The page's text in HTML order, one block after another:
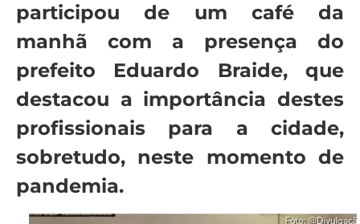
participou de um café da
manhã com a presença do
prefeito Eduardo Braide, que
destacou a importância destes
profissionais para a cidade,
sobretudo, neste momento de
pandemia.